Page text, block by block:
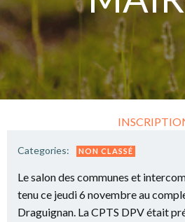
Categories: NON CLASSÉ
Le salon des communes et
tenu ce jeudi 6 novembre au
Draguignan. La CPTS DPV était